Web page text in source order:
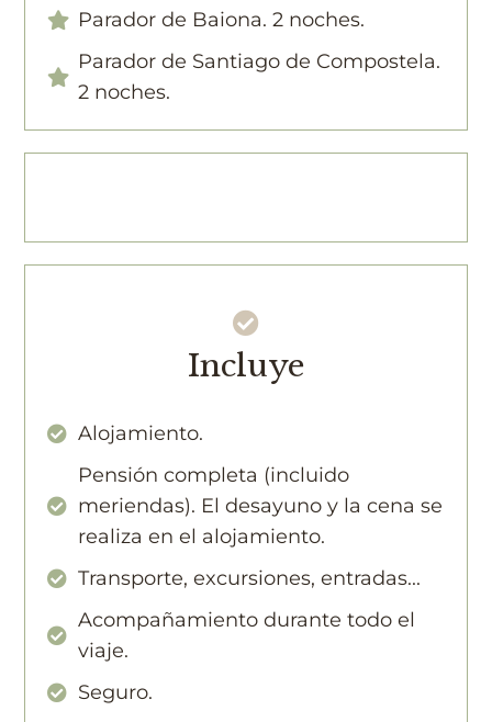
Parador de Baiona. 2 noches.
Parador de Santiago de Compostela.
2 noches.
Incluye
Alojamiento.
Pensión completa (incluido
meriendas). El desayuno y la cena se
realiza en el alojamiento.
Transporte, excursiones, entradas...
Acompañamiento durante todo el
viaje.
Seguro.